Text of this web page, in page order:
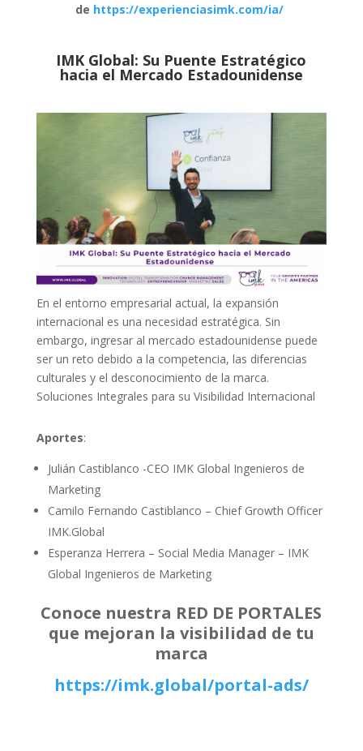
de https://experienciasimk.com/ia/
IMK Global: Su Puente Estratégico
hacia el Mercado Estadounidense
En el entorno empresarial actual, la expansión
internacional es una necesidad estratégica. Sin
embargo, ingresar al mercado estadounidense puede
ser un reto debido a la competencia, las diferencias
culturales y el desconocimiento de la marca.
Soluciones Integrales para su Visibilidad Internacional
Aportes:
Julián Castiblanco -CEO IMK Global Ingenieros de
Marketing
Camilo Fernando Castiblanco – Chief Growth Officer
IMK.Global
Esperanza Herrera – Social Media Manager – IMK
Global Ingenieros de Marketing
Conoce nuestra RED DE PORTALES
que mejoran la visibilidad de tu
marca
https://imk.global/portal-ads/